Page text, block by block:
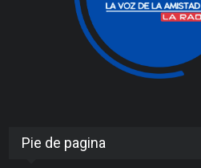
Pie de pagina